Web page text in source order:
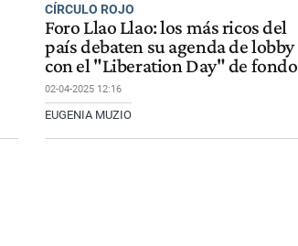
CÍRCULO ROJO
Foro Llao Llao: los más ricos del
país debaten su agenda de lobby
con el "Liberation Day" de fondo
02-04-2025 12:16
EUGENIA MUZIO